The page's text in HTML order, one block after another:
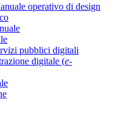
operativo di design
pubblici digitali
digitale (e-